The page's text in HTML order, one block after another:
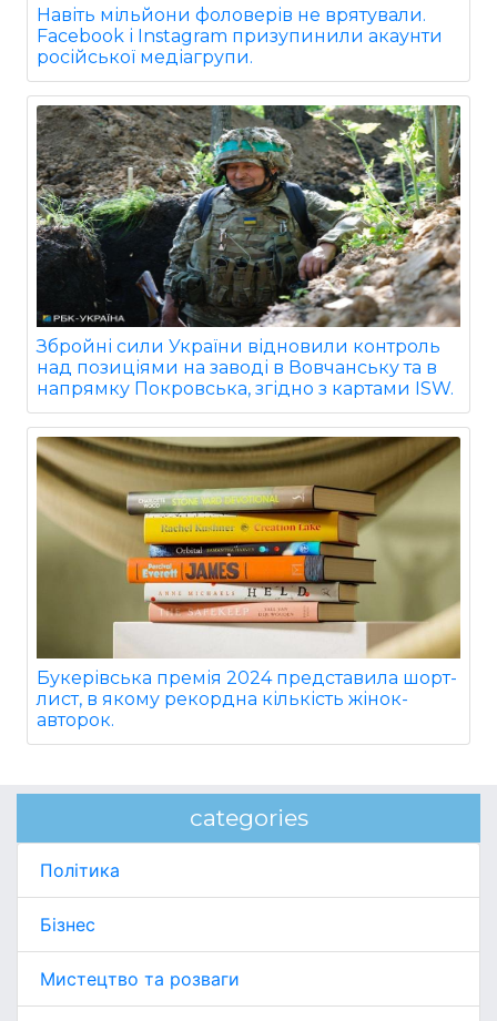
Навіть мільйони фоловерів не врятували.
Facebook і Instagram призупинили акаунти
російської медіагрупи.
Збройні сили України відновили контроль
над позиціями на заводі в Вовчанську та в
напрямку Покровська, згідно з картами ISW.
Букерівська премія 2024 представила шорт-
лист, в якому рекордна кількість жінок-
авторок.
categories
Політика
Бізнес
Мистецтво та розваги